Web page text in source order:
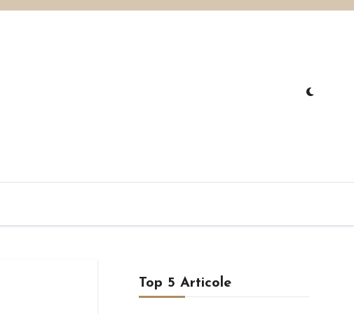
Top 5 Articole